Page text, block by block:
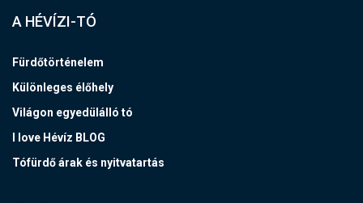
A HÉVÍZI-TÓ
Fürdőtörténelem
Különleges élőhely
Világon egyedülálló tó
I love Hévíz BLOG
Tófürdő árak és nyitvatartás